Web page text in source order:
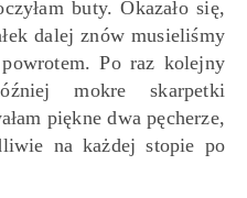
buty. Okazało się,
dalej znów musieliśmy
Po raz kolejny
mokre skarpetki
piękne dwa pęcherze,
na każdej stopie po